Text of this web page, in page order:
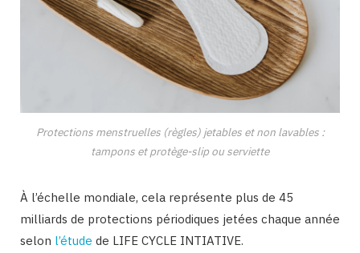
Protections menstruelles (règles) jetables et non lavables :
tampons et protège-slip ou serviette
À l’échelle mondiale, cela représente plus de 45
milliards de protections périodiques jetées chaque année
selon l’étude de LIFE CYCLE INTIATIVE.